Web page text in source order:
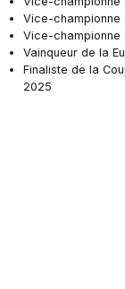
Vice-championne
Vice-championne
Vainqueur de la
Finaliste de la
2025